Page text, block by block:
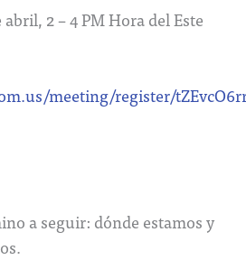
2 – 4 PM Hora del Este
meeting/register/
a seguir: dónde estamos y